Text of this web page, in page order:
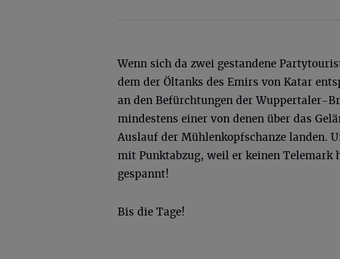
Wenn sich da zwei gestandene
dem der Öltanks des Emirs von Katar
an den Befürchtungen der Wuppertaler-
mindestens einer von denen über das
Auslauf der Mühlenkopfschanze landen.
mit Punktabzug, weil er keinen Telemark
gespannt!
Bis die Tage!